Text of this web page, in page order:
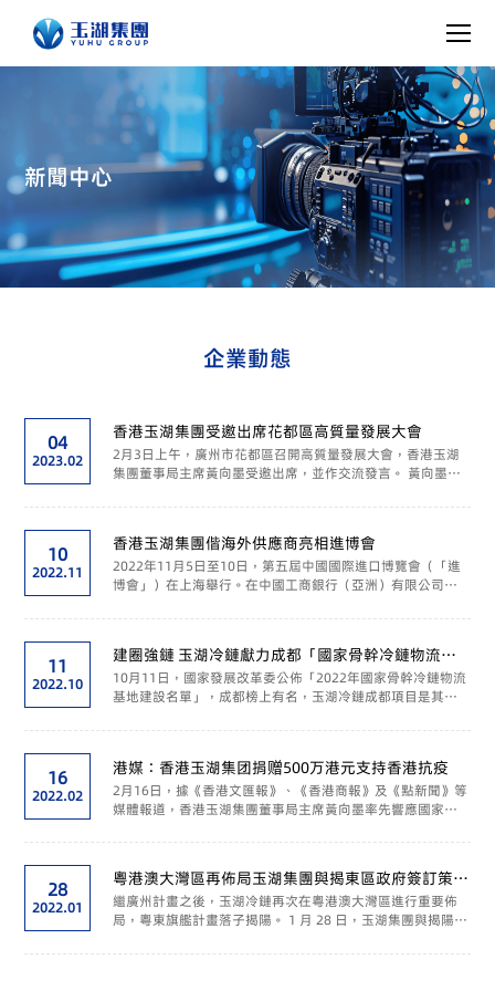
新聞中心
企業動態
04
2023.02
香港玉湖集團受邀出席花都區高質量發展大會
2月3日上午，廣州市花都區召開高質量發展大會，香港玉湖
集團董事局主席黃向墨受邀出席，並作交流發言。 黃向墨作
大會，為經濟高質量發展描繪奮進藍圖，香港玉湖集團受
10
2022.11
香港玉湖集團偕海外供應商亮相進博會
2022年11月5日至10日，第五屆中國國際進口博覽會（「進
博會」）在上海舉行。在中國工商銀行（亞洲）有限公司
易服務代表企業，攜海外源地一手食品貨源，參展食品及農
11
2022.10
建圈強鏈 玉湖冷鏈獻力成都「國家骨幹冷鏈物流基
地」
10月11日，國家發展改革委公佈「2022年國家骨幹冷鏈物流
基地建設名單」，成都榜上有名，玉湖冷鏈成都項目是其中
2022年國家骨幹冷鏈物流基地建設工作的通知》，公佈24
16
2022.02
港媒：香港玉湖集团捐赠500万港元支持香港抗疫
2月16日，據《香港文匯報》、《香港商報》及《點新聞》等
媒體報道，香港玉湖集團董事局主席黃向墨率先響應國家主
是《香港文匯報》的全文： 香港新冠肺炎第五波疫情持...
28
2022.01
粵港澳大灣區再佈局玉湖集團與揭東區政府簽訂策略
合作協議
繼廣州計畫之後，玉湖冷鏈再次在粵港澳大灣區進行重要佈
局，粵東旗艦計畫落子揭陽。 1 月 28 日，玉湖集團與揭陽市
際食品交易園區，積極落實廣東 「 十四五 」 規劃。揭...